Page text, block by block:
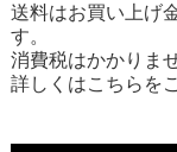
送料はお買い上げ
す。
消費税はかかりま
詳しくはこちらを